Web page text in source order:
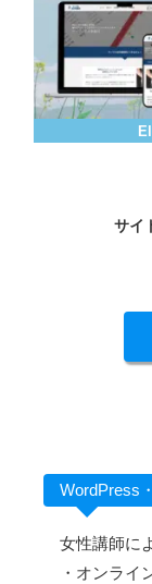
サイ
WordPress
女性講師に
・オンライ